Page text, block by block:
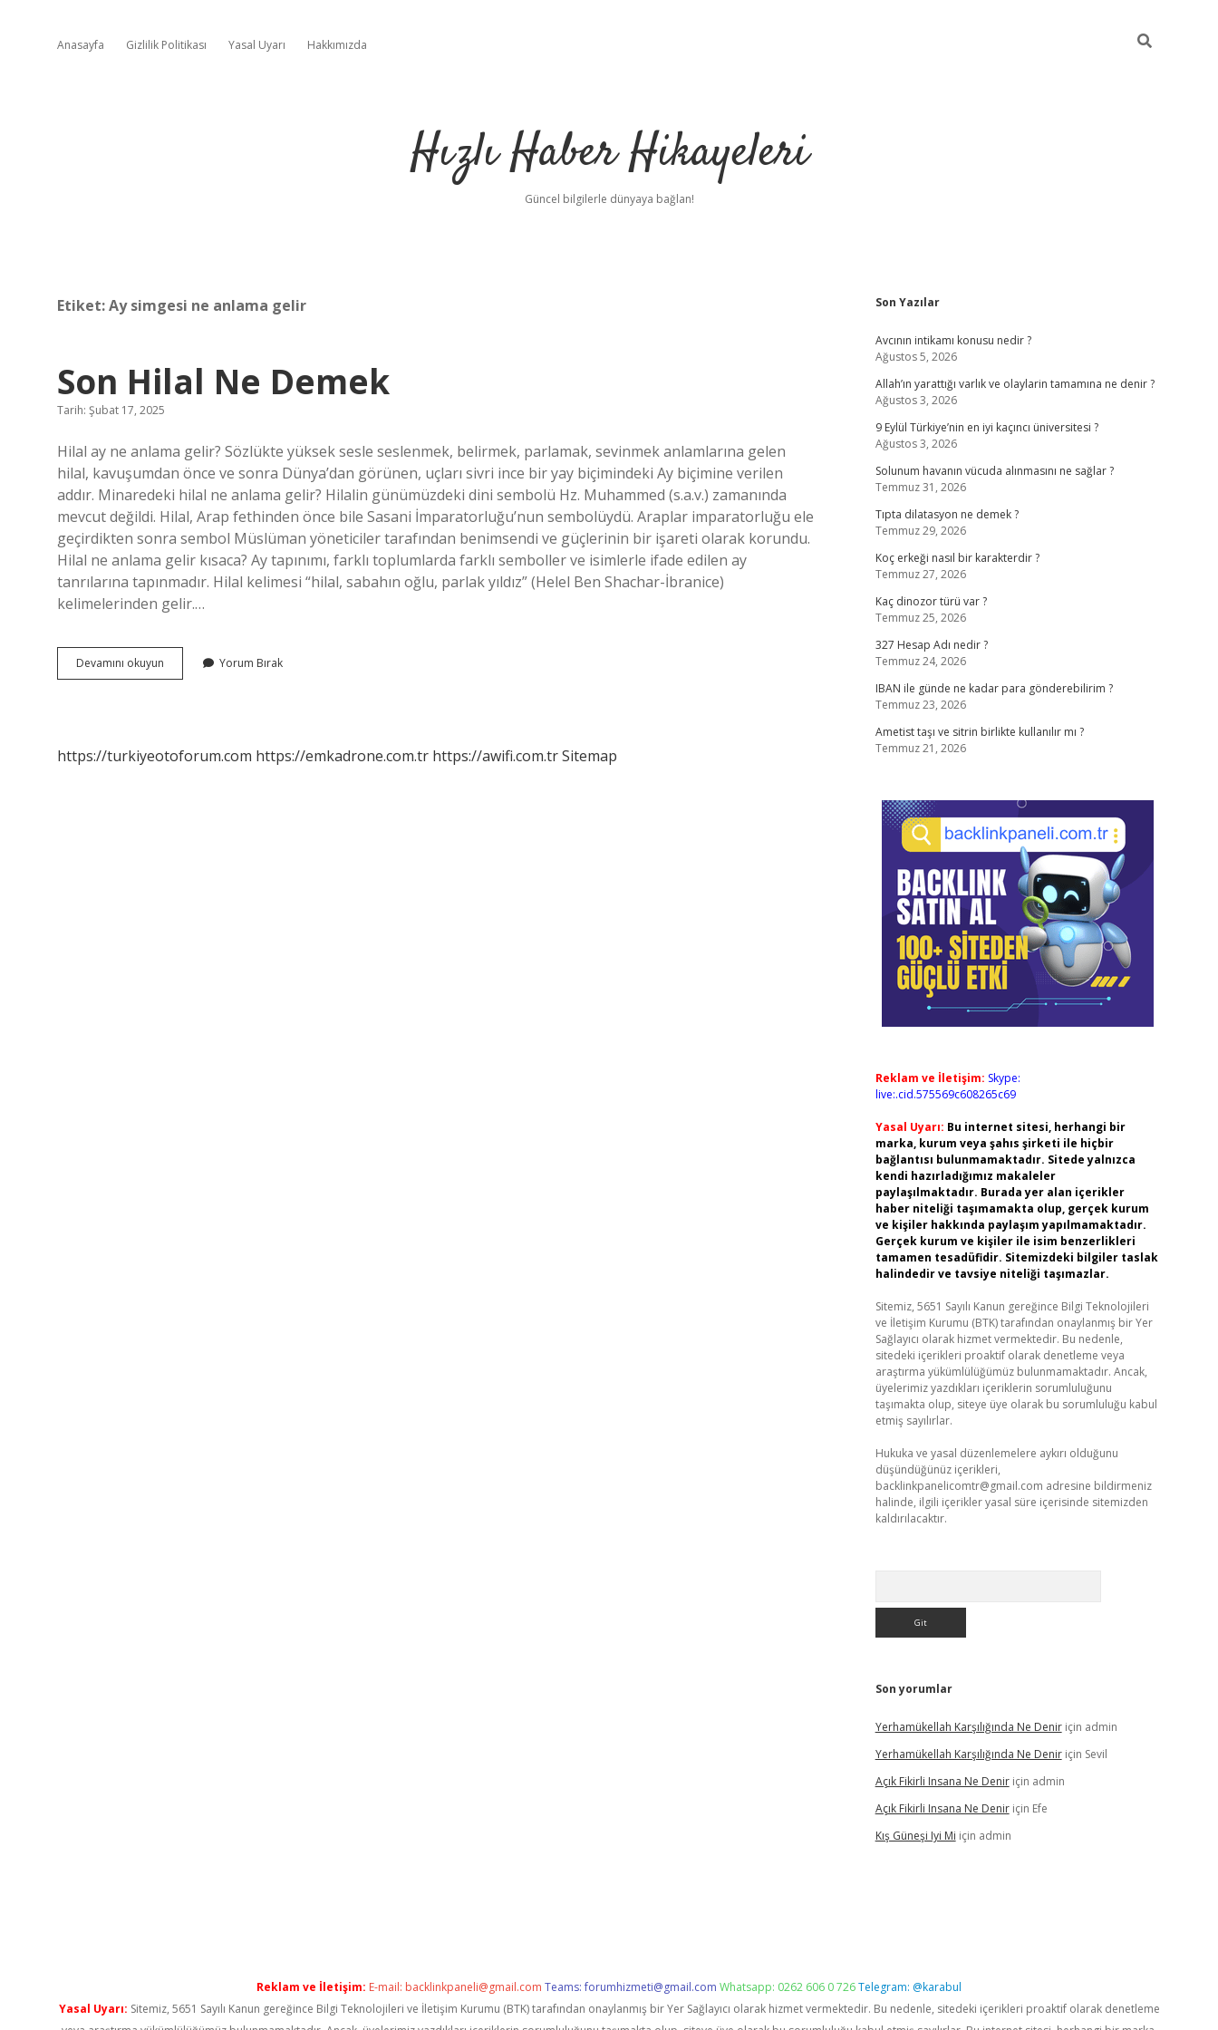
Anasayfa Gizlilik Politikası Yasal Uyarı Hakkımızda
Hızlı Haber Hikayeleri
Güncel bilgilerle dünyaya bağlan!
Etiket:Ay simgesi ne anlama gelir
Son Hilal Ne Demek
Tarih: Şubat 17, 2025
Hilal ay ne anlama gelir? Sözlükte yüksek sesle seslenmek, belirmek, parlamak, sevinmek anlamlarına gelen
hilal, kavuşumdan önce ve sonra Dünya’dan görünen, uçları sivri ince bir yay biçimindeki Ay biçimine verilen
addır. Minaredeki hilal ne anlama gelir? Hilalin günümüzdeki dini sembolü Hz. Muhammed (s.a.v.) zamanında
mevcut değildi. Hilal, Arap fethinden önce bile Sasani İmparatorluğu’nun sembolüydü. Araplar imparatorluğu ele
geçirdikten sonra sembol Müslüman yöneticiler tarafından benimsendi ve güçlerinin bir işareti olarak korundu.
Hilal ne anlama gelir kısaca? Ay tapınımı, farklı toplumlarda farklı semboller ve isimlerle ifade edilen ay
tanrılarına tapınmadır. Hilal kelimesi “hilal, sabahın oğlu, parlak yıldız” (Helel Ben Shachar-İbranice)
kelimelerinden gelir.…
Devamını okuyun
Hilal
Yorum Bırak
https://turkiyeotoforum.com https://emkadrone.com.tr https://awifi.com.trSitemap
Sidebar
Son Yazılar
Avcının intikamı konusu nedir ?
Ağustos 5, 2026
Allah’ın yarattığı varlık ve olaylarin tamamına ne denir ?
Ağustos 3, 2026
9 Eylül Türkiye’nin en iyi kaçıncı üniversitesi ?
Ağustos 3, 2026
Solunum havanın vücuda alınmasını ne sağlar ?
Temmuz 31, 2026
Tıpta dilatasyon ne demek ?
Temmuz 29, 2026
Koç erkeği nasıl bir karakterdir ?
Temmuz 27, 2026
Kaç dinozor türü var ?
Temmuz 25, 2026
327 Hesap Adı nedir ?
Temmuz 24, 2026
IBAN ile günde ne kadar para gönderebilirim ?
Temmuz 23, 2026
Ametist taşı ve sitrin birlikte kullanılır mı ?
Temmuz 21, 2026
Reklam ve İletişim: Skype:
live:.cid.575569c608265c69
Yasal Uyarı: Bu internet sitesi, herhangi bir
marka, kurum veya şahıs şirketi ile hiçbir
bağlantısı bulunmamaktadır. Sitede yalnızca
kendi hazırladığımız makaleler
paylaşılmaktadır. Burada yer alan içerikler
haber niteliği taşımamakta olup, gerçek kurum
ve kişiler hakkında paylaşım yapılmamaktadır.
Gerçek kurum ve kişiler ile isim benzerlikleri
tamamen tesadüfidir. Sitemizdeki bilgiler taslak
halindedir ve tavsiye niteliği taşımazlar.
Sitemiz, 5651 Sayılı Kanun gereğince Bilgi Teknolojileri
ve İletişim Kurumu (BTK) tarafından onaylanmış bir Yer
Sağlayıcı olarak hizmet vermektedir. Bu nedenle,
sitedeki içerikleri proaktif olarak denetleme veya
araştırma yükümlülüğümüz bulunmamaktadır. Ancak,
üyelerimiz yazdıkları içeriklerin sorumluluğunu
taşımakta olup, siteye üye olarak bu sorumluluğu kabul
etmiş sayılırlar.
Hukuka ve yasal düzenlemelere aykırı olduğunu
düşündüğünüz içerikleri,
backlinkpanelicomtr@gmail.com adresine bildirmeniz
halinde, ilgili içerikler yasal süre içerisinde sitemizden
kaldırılacaktır.
Son yorumlar
Yerhamükellah Karşılığında Ne Deniriçin admin
Yerhamükellah Karşılığında Ne Deniriçin Sevil
Açık Fikirli Insana Ne Deniriçin admin
Açık Fikirli Insana Ne Deniriçin Efe
Kış Güneşi Iyi Mi için admin
Reklam ve İletişim: E-mail: backlinkpaneli@gmail.com Teams:forumhizmeti@gmail.com Whatsapp: 0262 606 0 726Telegram: @karabul
Yasal Uyarı: Sitemiz, 5651 Sayılı Kanun gereğince Bilgi Teknolojileri ve İletişim Kurumu (BTK) tarafından onaylanmış bir Yer Sağlayıcı olarak hizmet vermektedir. Bu nedenle, sitedeki içerikleri proaktif olarak denetleme